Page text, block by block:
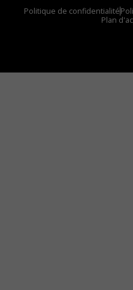
Politique de confidentialité
Plan